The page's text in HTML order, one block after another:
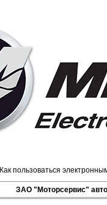
Как пользоваться
ЗАО "Моторсервис"